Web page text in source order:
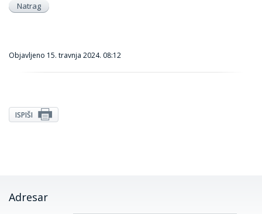
Natrag
Objavljeno 15. travnja 2024. 08:12
ISPIŠI
Adresar